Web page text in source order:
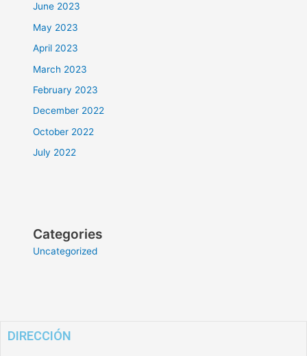
June 2023
May 2023
April 2023
March 2023
February 2023
December 2022
October 2022
July 2022
Categories
Uncategorized
DIRECCIÓN